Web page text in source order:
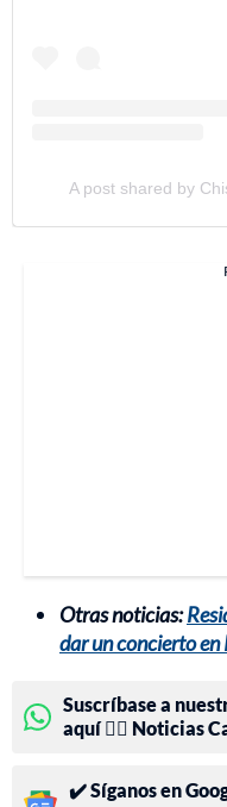
A post shared by
Otras noticias:
dar un concierto en
Suscríbase a
aquí 👉🏻 Noticias
✔️ Síganos en